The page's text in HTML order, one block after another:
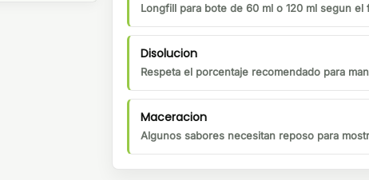
Longfill para bote de 60 ml o 120 ml segun el
Disolucion
Respeta el porcentaje recomendado para
Maceracion
Algunos sabores necesitan reposo para